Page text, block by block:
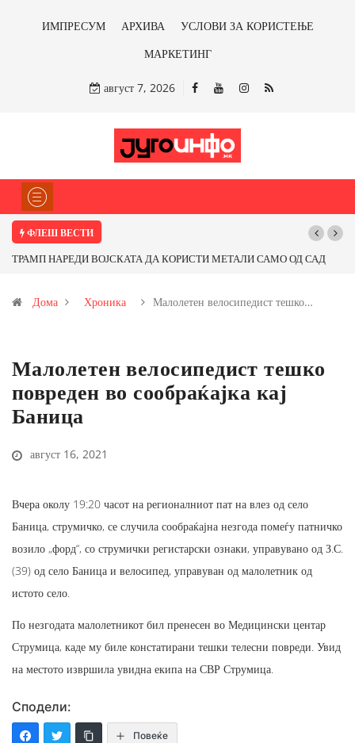
ИМПРЕСУМ АРХИВА
УСЛОВИ ЗА КОРИСТЕЊЕ
МАРКЕТИНГ
август 7, 2026
ФЛЕШ ВЕСТИ
ТРАМП НАРЕДИ ВОЈСКАТА ДА КОРИСТИ МЕТАЛИ САМО ОД САД
Иловица и со антимонот?
Дома Хроника Малолетен велосипедист тешко…
Малолетен велосипедист тешко
повреден во сообраќајка кај
Баница
август 16, 2021
Вчера околу 19:20 часот на регионалниот пат на влез од село
Баница, струмичко, се случила сообраќајна незгода помеѓу патничко
возило „форд“, со струмички регистарски ознаки, управувано од З.С.
(39) од село Баница и велосипед, управуван од малолетник од
истото село.
По незгодата малолетникот бил пренесен во Медицински центар
Струмица, каде му биле констатирани тешки телесни повреди. Увид
на местото извршила увидна екипа на СВР Струмица.
Сподели:
Повеќе